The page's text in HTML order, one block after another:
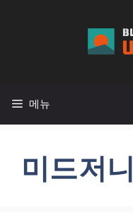
메뉴
미드저니